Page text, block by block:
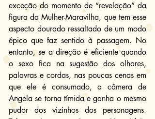
exceção do momento de “revelação” da
figura da Mulher-Maravilha, que tem esse
aspecto dourado ressaltado de um modo
épico que faz sentido à passagem. No
entanto, se a direção é eficiente quando
o sexo fica na sugestão dos olhares,
palavras e cordas, nas poucas cenas em
que ele é consumado, a câmera de
Angela se torna tímida e ganha o mesmo
pudor dos vizinhos dos personagens.